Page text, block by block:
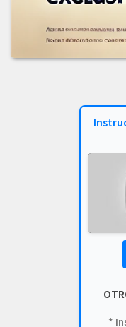
LICITACION_OFERTAS-
*